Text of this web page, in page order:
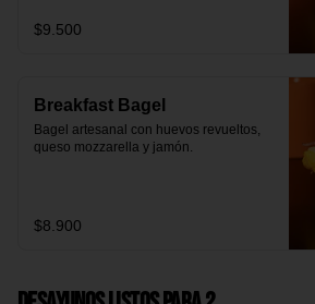
$9.500
Breakfast Bagel
Bagel artesanal con huevos revueltos,
queso mozzarella y jamón.
$8.900